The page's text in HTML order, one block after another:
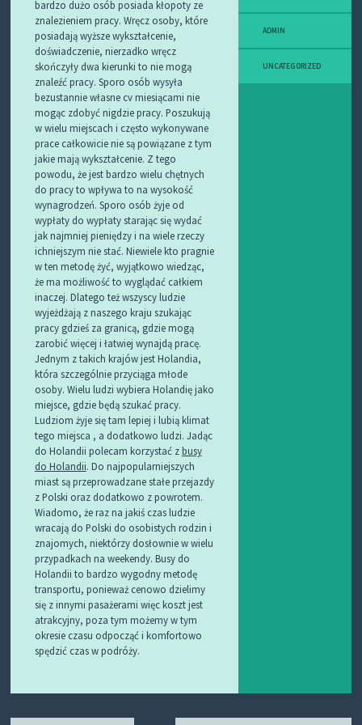
bardzo dużo osób posiada kłopoty ze
znalezieniem pracy. Wręcz osoby, które
posiadają wyższe wykształcenie,
doświadczenie, nierzadko wręcz
skończyły dwa kierunki to nie mogą
znaleźć pracy. Sporo osób wysyła
bezustannie własne cv miesiącami nie
mogąc zdobyć nigdzie pracy. Poszukują
w wielu miejscach i często wykonywane
prace całkowicie nie są powiązane z tym
jakie mają wykształcenie. Z tego
powodu, że jest bardzo wielu chętnych
do pracy to wpływa to na wysokość
wynagrodzeń. Sporo osób żyje od
wypłaty do wypłaty starając się wydać
jak najmniej pieniędzy i na wiele rzeczy
ichniejszym nie stać. Niewiele kto pragnie
w ten metodę żyć, wyjątkowo wiedząc,
że ma możliwość to wyglądać całkiem
inaczej. Dlatego też wszyscy ludzie
wyjeżdżają z naszego kraju szukając
pracy gdzieś za granicą, gdzie mogą
zarobić więcej i łatwiej wynajdą pracę.
Jednym z takich krajów jest Holandia,
która szczególnie przyciąga młode
osoby. Wielu ludzi wybiera Holandię jako
miejsce, gdzie będą szukać pracy.
Ludziom żyje się tam lepiej i lubią klimat
tego miejsca , a dodatkowo ludzi. Jadąc
do Holandii polecam korzystać zbusy
do Holandii. Do najpopularniejszych
miast są przeprowadzane stałe przejazdy
z Polski oraz dodatkowo z powrotem.
Wiadomo, że raz na jakiś czas ludzie
wracają do Polski do osobistych rodzin i
znajomych, niektórzy dosłownie w wielu
przypadkach na weekendy. Busy do
Holandii to bardzo wygodny metodę
transportu, ponieważ cenowo dzielimy
się z innymi pasażerami więc koszt jest
atrakcyjny, poza tym możemy w tym
okresie czasu odpocząć i komfortowo
spędzić czas w podróży.
ADMIN
UNCATEGORIZED